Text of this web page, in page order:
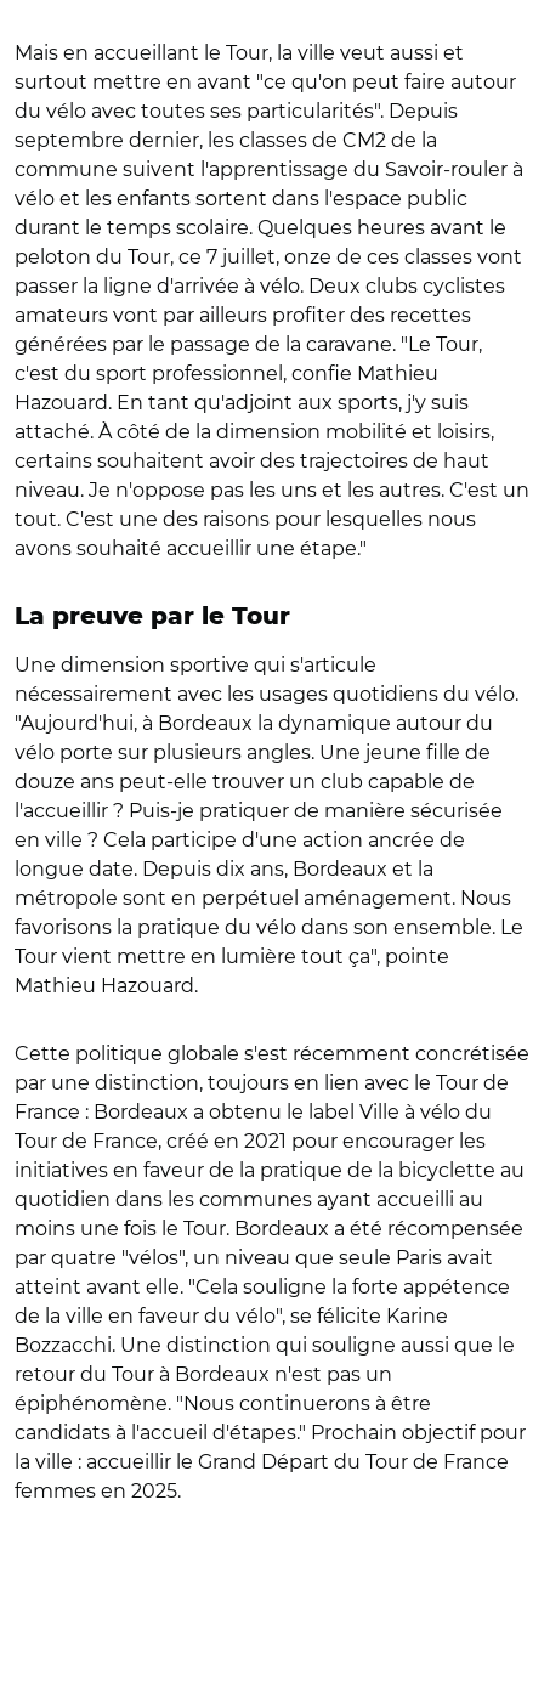
Mais en accueillant le Tour, la ville veut aussi et
surtout mettre en avant "ce qu'on peut faire autour
du vélo avec toutes ses particularités". Depuis
septembre dernier, les classes de CM2 de la
commune suivent l'apprentissage du Savoir-rouler à
vélo et les enfants sortent dans l'espace public
durant le temps scolaire. Quelques heures avant le
peloton du Tour, ce 7 juillet, onze de ces classes vont
passer la ligne d'arrivée à vélo. Deux clubs cyclistes
amateurs vont par ailleurs profiter des recettes
générées par le passage de la caravane. "Le Tour,
c'est du sport professionnel, confie Mathieu
Hazouard. En tant qu'adjoint aux sports, j'y suis
attaché. À côté de la dimension mobilité et loisirs,
certains souhaitent avoir des trajectoires de haut
niveau. Je n'oppose pas les uns et les autres. C'est un
tout. C'est une des raisons pour lesquelles nous
avons souhaité accueillir une étape."
La preuve par le Tour
Une dimension sportive qui s'articule
nécessairement avec les usages quotidiens du vélo.
"Aujourd'hui, à Bordeaux la dynamique autour du
vélo porte sur plusieurs angles. Une jeune fille de
douze ans peut-elle trouver un club capable de
l'accueillir ? Puis-je pratiquer de manière sécurisée
en ville ? Cela participe d'une action ancrée de
longue date. Depuis dix ans, Bordeaux et la
métropole sont en perpétuel aménagement. Nous
favorisons la pratique du vélo dans son ensemble. Le
Tour vient mettre en lumière tout ça", pointe
Mathieu Hazouard.
Cette politique globale s'est récemment concrétisée
par une distinction, toujours en lien avec le Tour de
France : Bordeaux a obtenu le label Ville à vélo du
Tour de France, créé en 2021 pour encourager les
initiatives en faveur de la pratique de la bicyclette au
quotidien dans les communes ayant accueilli au
moins une fois le Tour. Bordeaux a été récompensée
par quatre "vélos", un niveau que seule Paris avait
atteint avant elle. "Cela souligne la forte appétence
de la ville en faveur du vélo", se félicite Karine
Bozzacchi. Une distinction qui souligne aussi que le
retour du Tour à Bordeaux n'est pas un
épiphénomène. "Nous continuerons à être
candidats à l'accueil d'étapes." Prochain objectif pour
la ville : accueillir le Grand Départ du Tour de France
femmes en 2025.